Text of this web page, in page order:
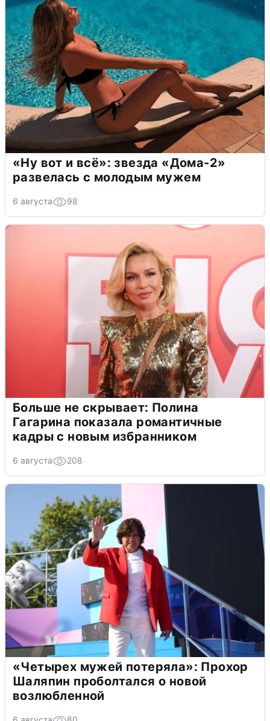
«Ну вот и всё»: звезда «Дома-2»
развелась с молодым мужем
6 августа 98
Больше не скрывает: Полина
Гагарина показала романтичные
кадры с новым избранником
6 августа 208
«Четырех мужей потеряла»: Прохор
Шаляпин проболтался о новой
возлюбленной